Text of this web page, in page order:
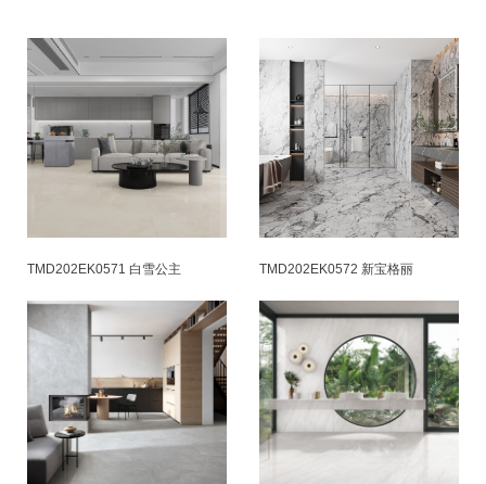
TMD202EK0571 白雪公主 TMD202EK0572 新宝格丽